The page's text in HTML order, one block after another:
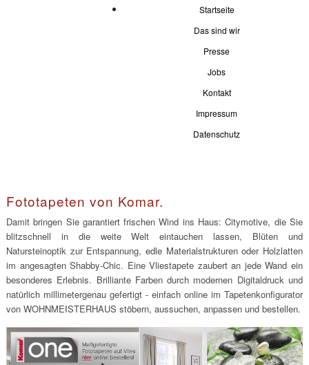
Startseite
Das sind wir
Presse
Jobs
Kontakt
Impressum
Datenschutz
Fototapeten von Komar.
Damit bringen Sie garantiert frischen Wind ins Haus: Citymotive, die Sie
blitzschnell in die weite Welt eintauchen lassen, Blüten und
Natursteinoptik zur Entspannung, edle Materialstrukturen oder Holzlatten
im angesagten Shabby-Chic. Eine Vliestapete zaubert an jede Wand ein
besonderes Erlebnis. Brilliante Farben durch modernen Digitaldruck und
natürlich millimetergenau gefertigt - einfach online im Tapetenkonfigurator
von WOHNMEISTERHAUS stöbern, aussuchen, anpassen und bestellen.